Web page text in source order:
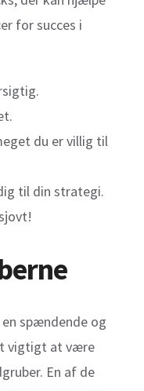
for succes i
du er villig til
til din strategi.
spændende og
vigtigt at være
En af de